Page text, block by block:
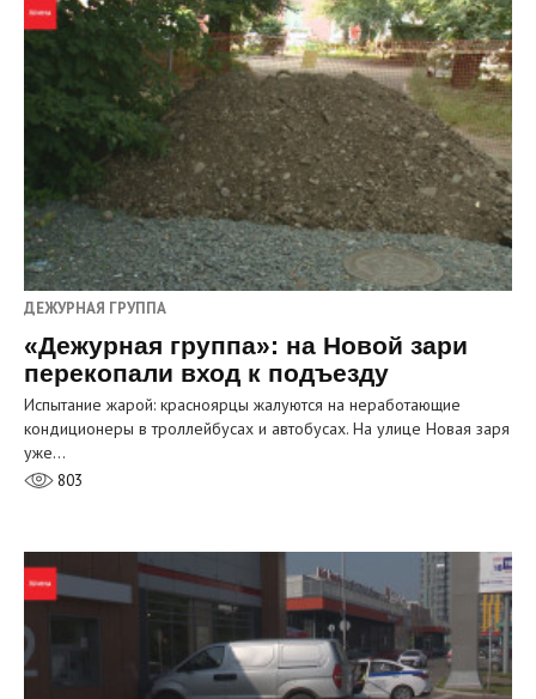
ДЕЖУРНАЯ ГРУППА
«Дежурная группа»: на Новой зари
перекопали вход к подъезду
Испытание жарой: красноярцы жалуются на неработающие
кондиционеры в троллейбусах и автобусах. На улице Новая заря
уже…
803